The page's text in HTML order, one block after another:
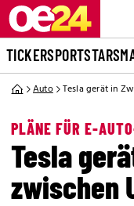
TICKERSPORTSTARS
Auto Tesla gerät in
PLÄNE FÜR E-
Tesla
zwischen